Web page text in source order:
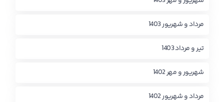
مرداد و شهریور 1403
تیر و مرداد 1403
شهریور و مهر 1402
مرداد و شهریور 1402